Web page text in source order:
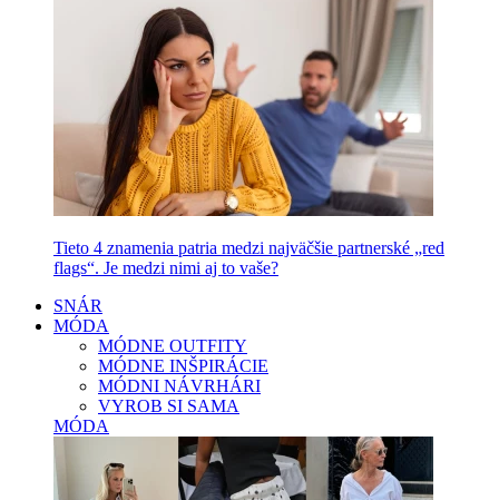
Tieto 4 znamenia patria medzi najväčšie partnerské „red
flags“. Je medzi nimi aj to vaše?
SNÁR
MÓDA
MÓDNE OUTFITY
MÓDNE INŠPIRÁCIE
MÓDNI NÁVRHÁRI
VYROB SI SAMA
MÓDA